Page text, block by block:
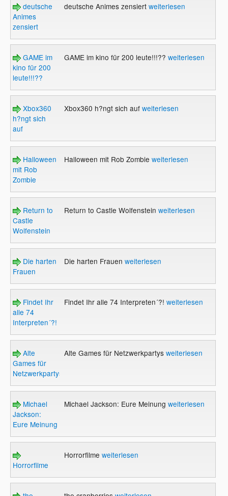
deutsche
Animes
zensiert
deutsche Animes zensiert weiterlesen
GAME im
kino für 200
leute!!!??
GAME im kino für 200 leute!!!?? weiterlesen
Xbox360
h?ngt sich
auf
Xbox360 h?ngt sich auf weiterlesen
Halloween
mit Rob
Zombie
Halloween mit Rob Zombie weiterlesen
Return to
Castle
Wolfenstein
Return to Castle Wolfenstein weiterlesen
Die harten
Frauen
Die harten Frauen weiterlesen
Findet Ihr
alle 74
Interpreten´?!
Findet Ihr alle 74 Interpreten´?! weiterlesen
Alte
Games für
Netzwerkpartys
Alte Games für Netzwerkpartys weiterlesen
Michael
Jackson:
Eure Meinung
Michael Jackson: Eure Meinung weiterlesen
Horrorfilme
Horrorfilme weiterlesen